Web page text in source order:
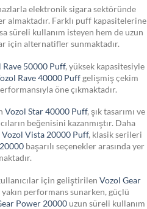
elektronik sigara sektöründe
almaktadır. Farklı puff kapasitelerine
süreli kullanım isteyen hem de uzun
için alternatifler sunmaktadır.
Rave 50000 Puff, yüksek kapasitesiyle
Rave 40000 Puffgelişmiş çekim
öne çıkmaktadır.
Vozol Star 40000 Puff, şık tasarımı ve
beğenisini kazanmıştır. Daha
Vozol Vista 20000 Puff, klasik serileri
başarılı seçenekler arasında yer
için geliştirilen Vozol Gear
yakın performans sunarken, güçlü
Power 20000uzun süreli kullanım